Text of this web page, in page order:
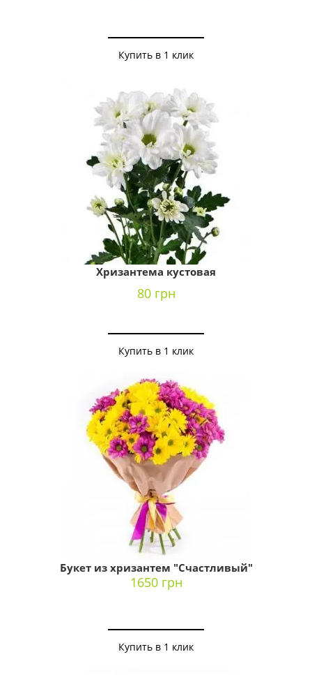
Купить в 1 клик
Хризантема кустовая
80 грн
Купить в 1 клик
Букет из хризантем "Счастливый"
1650 грн
Купить в 1 клик